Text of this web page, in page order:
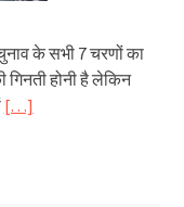
के सभी 7 चरणों का
गिनती होनी है लेकिन
[…]